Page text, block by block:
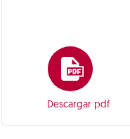
Descargar pdf